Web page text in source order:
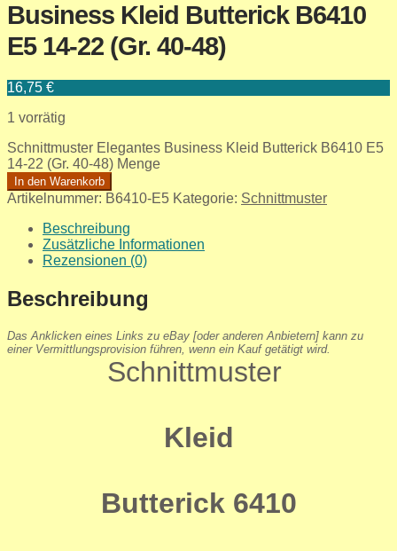
Business Kleid Butterick B6410
E5 14-22 (Gr. 40-48)
16,75 €
1 vorrätig
Schnittmuster Elegantes Business Kleid Butterick B6410 E5
14-22 (Gr. 40-48) Menge
In den Warenkorb
Artikelnummer: B6410-E5 Kategorie: Schnittmuster
Beschreibung
Zusätzliche Informationen
Rezensionen (0)
Beschreibung
Das Anklicken eines Links zu eBay [oder anderen Anbietern] kann zu
einer Vermittlungsprovision führen, wenn ein Kauf getätigt wird.
Schnittmuster
Kleid
Butterick 6410